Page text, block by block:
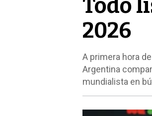
Todo
2026
A primera hora
Argentina
mundialista en